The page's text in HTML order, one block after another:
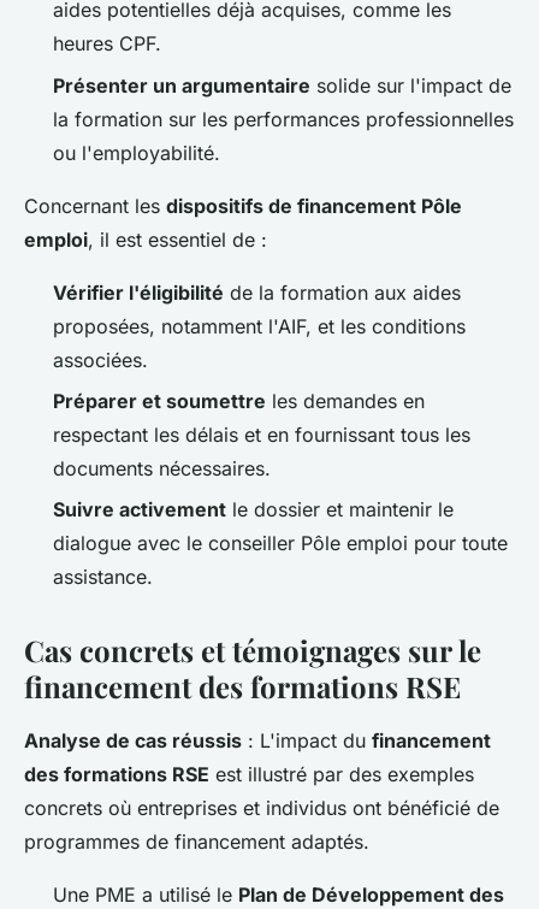
aides potentielles déjà acquises, comme les
heures CPF.
Présenter un argumentaire solide sur l'impact de
la formation sur les performances professionnelles
ou l'employabilité.
Concernant les dispositifs de financement Pôle
emploi, il est essentiel de :
Vérifier l'éligibilité de la formation aux aides
proposées, notamment l'AIF, et les conditions
associées.
Préparer et soumettre les demandes en
respectant les délais et en fournissant tous les
documents nécessaires.
Suivre activement le dossier et maintenir le
dialogue avec le conseiller Pôle emploi pour toute
assistance.
Cas concrets et témoignages sur le
financement des formations RSE
Analyse de cas réussis : L'impact du financement
des formations RSE est illustré par des exemples
concrets où entreprises et individus ont bénéficié de
programmes de financement adaptés.
Une PME a utilisé le Plan de Développement des